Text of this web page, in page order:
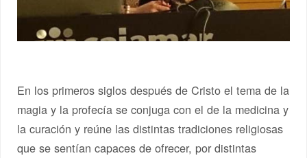
En los primeros siglos después de Cristo el tema de la
magia y la profecía se conjuga con el de la medicina y
la curación y reúne las distintas tradiciones religiosas
que se sentían capaces de ofrecer, por distintas